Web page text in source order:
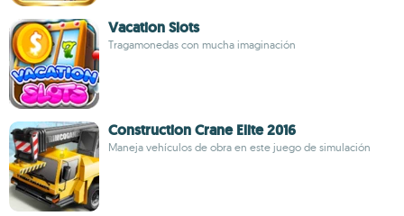
Vacation Slots
Tragamonedas con mucha imaginación
Construction Crane Elite 2016
Maneja vehículos de obra en este juego de simulación